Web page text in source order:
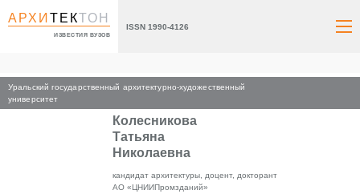
АРХИТЕКТОН
ИЗВЕСТИЯ ВУЗОВ
ISSN 1990-4126
Уральский государственный архитектурно-художественный
университет
Главная
Колесникова
Татьяна
Николаевна
кандидат архитектуры, доцент, докторант
АО «ЦНИИПромзданий»